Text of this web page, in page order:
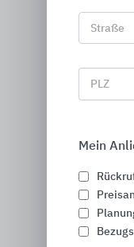
Straße
PLZ
Mein